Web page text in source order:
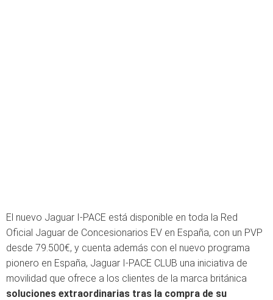
El nuevo Jaguar I-PACE está disponible en toda la Red
Oficial Jaguar de Concesionarios EV en España, con un PVP
desde 79.500€, y cuenta además con el nuevo programa
pionero en España, Jaguar I-PACE CLUB una iniciativa de
movilidad que ofrece a los clientes de la marca británica
soluciones extraordinarias tras la compra de su